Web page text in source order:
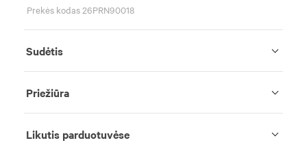
Prekės kodas 26PRN90018
Sudėtis
Priežiūra
Likutis parduotuvėse